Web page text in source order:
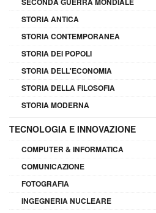
STORIA ANTICA
STORIA CONTEMPORANEA
STORIA DEI POPOLI
STORIA DELL'ECONOMIA
STORIA DELLA FILOSOFIA
STORIA MODERNA
TECNOLOGIA E INNOVAZIONE
COMPUTER & INFORMATICA
COMUNICAZIONE
FOTOGRAFIA
INGEGNERIA NUCLEARE